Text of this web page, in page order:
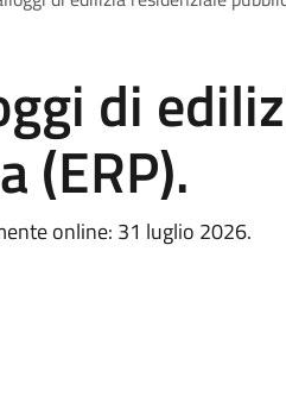
di
(ERP).
online: 31 luglio 2026.